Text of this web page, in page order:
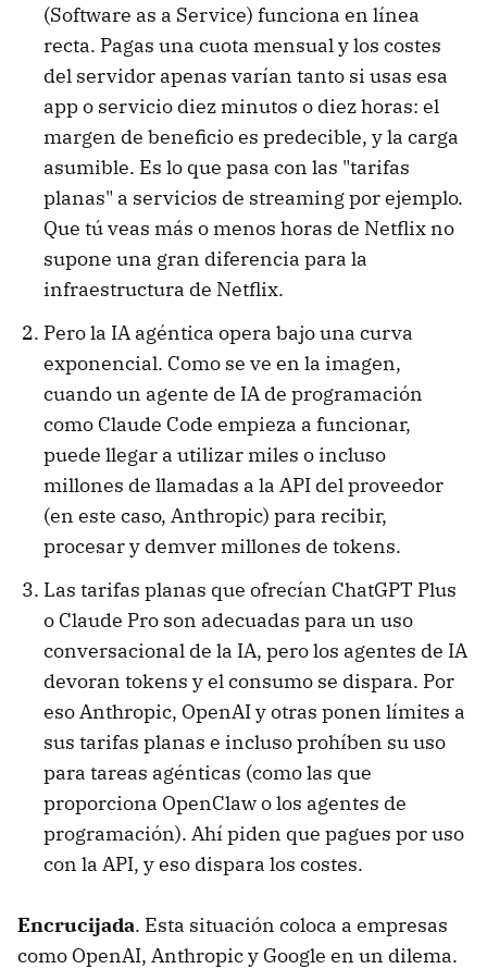
(Software as a Service) funciona en línea
recta. Pagas una cuota mensual y los costes
del servidor apenas varían tanto si usas esa
app o servicio diez minutos o diez horas: el
margen de beneficio es predecible, y la carga
asumible. Es lo que pasa con las "tarifas
planas" a servicios de streaming por ejemplo.
Que tú veas más o menos horas de Netflix no
supone una gran diferencia para la
infraestructura de Netflix.
Pero la IA agéntica opera bajo una curva
exponencial. Como se ve en la imagen,
cuando un agente de IA de programación
como Claude Code empieza a funcionar,
puede llegar a utilizar miles o incluso
millones de llamadas a la API del proveedor
(en este caso, Anthropic) para recibir,
procesar y demver millones de tokens.
Las tarifas planas que ofrecían ChatGPT Plus
o Claude Pro son adecuadas para un uso
conversacional de la IA, pero los agentes de IA
devoran tokens y el consumo se dispara. Por
eso Anthropic, OpenAI y otras ponen límites a
sus tarifas planas e incluso prohíben su uso
para tareas agénticas (como las que
proporciona OpenClaw o los agentes de
programación). Ahí piden que pagues por uso
con la API, y eso dispara los costes.
Encrucijada. Esta situación coloca a empresas
como OpenAI, Anthropic y Google en un dilema.